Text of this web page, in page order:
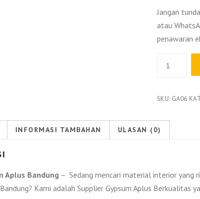
Jangan
atau
penawaran
Aplus
2026
SKU: GA06
INFORMASI TAMBAHAN ULASAN (0)
Aplus Bandung – Sedang mencari material interior yang
Kami adalah Supplier Gypsum Aplus Berkualitas